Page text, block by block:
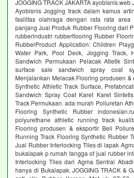
JOGGING TRACK JAKARTA
Ayobisnis Jogging track dalam kamus
fasilitas olahraga dengan rata rata
panjang Jual Produk Rubber Flooring dari
rubberindustri rubberflooring Rubber
RubberProduct Application: Children
Water Park, Pool Deck, Jogging Track,
Sandwich Permukaan Pelacak Atletik
surface sale sandwich spray coat
Menjalankan Melacak Flooring produsen
Synthetic Athletic Track Surface,
Sandwich Spray Coat Karet Karet
Track Permukaan. ada murah Poliuretan
Flooring Synthetic Rubber
polyurethane athletic running track
Flooring produsen & eksportir Beli
Running Track Flooring Synthetic Rubber
Jual Rubber Interlocking Tiles di lapak
bukalapak p rumah tangga of jual rubber
Interlocking Tiles dari Agma Sentral
hanya di Bukalapak. JOGGING TRACK &